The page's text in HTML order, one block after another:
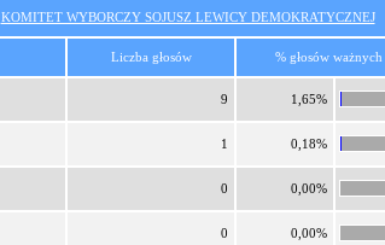
KOMITET WYBORCZY SOJUSZ LEWICY DEMOKRATYCZNEJ
Liczba głosów % głosów ważnych
9 1,65%
1 0,18%
0 0,00%
0 0,00%